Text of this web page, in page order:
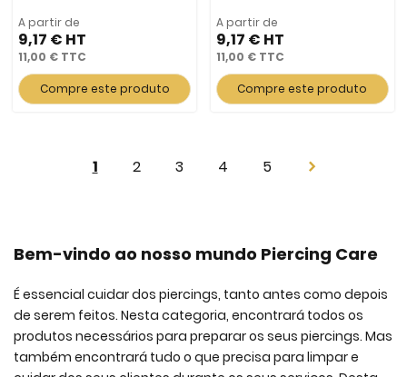
A partir de
9,17 €
11,00 €
Compre este produto
A partir de
9,17 €
11,00 €
Compre este produto
Page
You're
page
1 Page
2 Page
3 Page
4 Page
5
Bem-vindo ao nosso mundo Piercing Care
É essencial cuidar dos piercings, tanto antes como depois
de serem feitos. Nesta categoria, encontrará todos os
produtos necessários para preparar os seus piercings. Mas
também encontrará tudo o que precisa para limpar e